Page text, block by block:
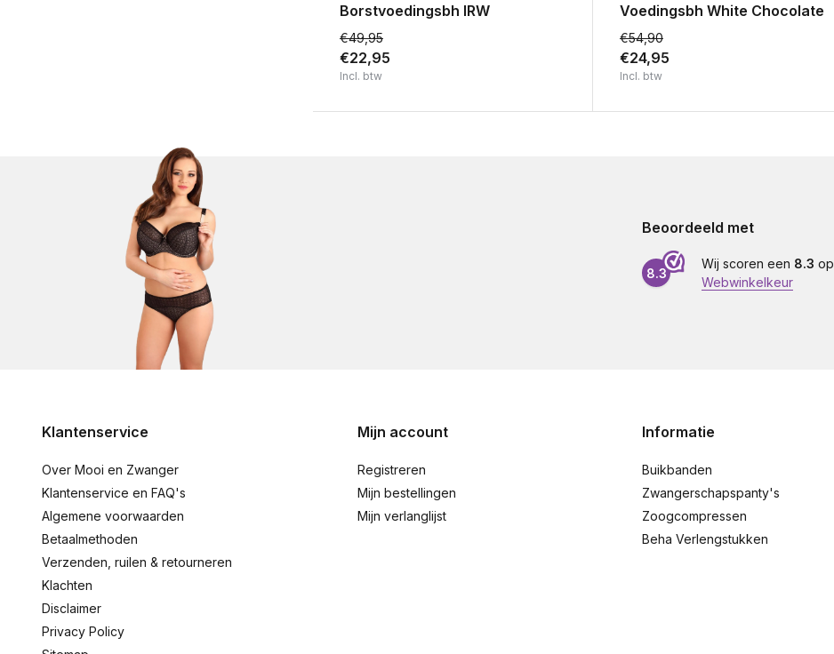
Borstvoedingsbh IRW
€49,95
€22,95
Incl. btw
Voedingsbh White Chocolate
€54,90
€24,95
Incl. btw
Beoordeeld met
8.3
Wij scoren een 8.3 op
Webwinkelkeur
Klantenservice
Over Mooi en Zwanger
Klantenservice en FAQ's
Algemene voorwaarden
Betaalmethoden
Verzenden, ruilen & retourneren
Klachten
Disclaimer
Privacy Policy
Mijn account
Registreren
Mijn bestellingen
Mijn verlanglijst
Informatie
Buikbanden
Zwangerschapspanty's
Zoogcompressen
Beha Verlengstukken